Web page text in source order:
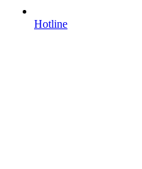
Hotline